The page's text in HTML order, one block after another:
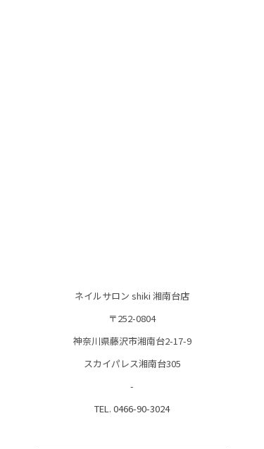
ネイルサロン shiki 湘南台店
〒252-0804
神奈川県藤沢市湘南台2-17-9
スカイパレス湘南台305
-
TEL. 0466-90-3024